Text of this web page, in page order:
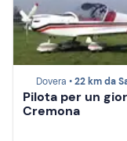
Dovera •22 km da
Pilota per un
Cremona